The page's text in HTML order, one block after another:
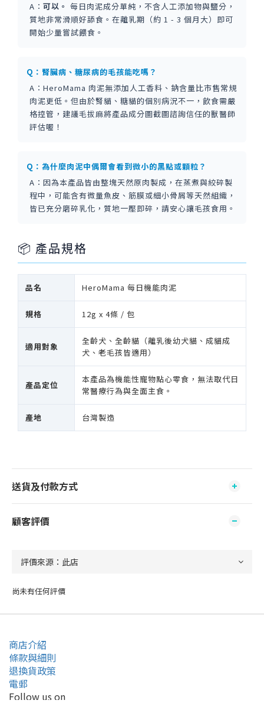
A： 可以。 每日肉泥成分單純，不含人工添加物與鹽分，
質地非常滑順好舔食。在離乳期（約 1 - 3 個月大）即可
開始少量嘗試餵食。
Q：腎臟病、糖尿病的毛孩能吃嗎？
A：HeroMama 肉泥無添加人工香料、鈉含量比市售常規
肉泥更低。但由於腎貓、糖貓的個別病況不一，飲食需嚴
格控管，建議毛拔麻將產品成分圖截圖諮詢信任的獸醫師
評估喔！
Q：為什麼肉泥中偶爾會看到微小的黑點或顆粒？
A：因為本產品皆由整塊天然原肉製成，在蒸煮與絞碎製
程中，可能含有微量魚皮、筋膜或細小骨屑等天然組織，
皆已充分磨碎乳化，質地一壓即碎，請安心讓毛孩食用。
📦 產品規格
品名 HeroMama 每日機能肉泥
規格 12g x 4條 / 包
適用對象
全齡犬、全齡貓（離乳後幼犬貓、成貓成
犬、老毛孩皆適用）
產品定位
本產品為機能性寵物點心零食，無法取代日
常醫療行為與全面主食。
產地 台灣製造
送貨及付款方式
顧客評價
尚未有任何評價
商店介紹
條款與細則
退換貨政策
電郵
Follow us on